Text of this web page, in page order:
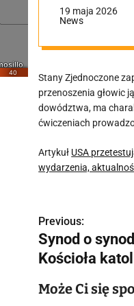
19 maja 2026
News
Stany Zjednoczone
przenoszenia głowic
dowództwa, ma
ćwiczeniach
Artykuł USA
wydarzenia,
N
a
w
i
Previous:
Synod o
Kościoła
Może Ci się